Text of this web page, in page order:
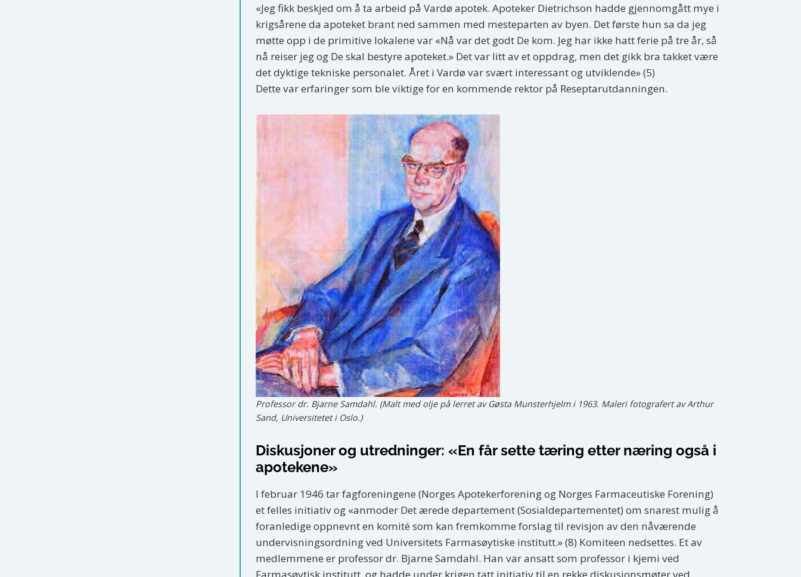
«Jeg fikk beskjed om å ta arbeid på Vardø apotek. Apoteker Dietrichson hadde gjennomgått mye i
krigsårene da apoteket brant ned sammen med mesteparten av byen. Det første hun sa da jeg
møtte opp i de primitive lokalene var «Nå var det godt De kom. Jeg har ikke hatt ferie på tre år, så
nå reiser jeg og De skal bestyre apoteket.» Det var litt av et oppdrag, men det gikk bra takket være
det dyktige tekniske personalet. Året i Vardø var svært interessant og utviklende» (5)
Dette var erfaringer som ble viktige for en kommende rektor på Reseptarutdanningen.
Professor dr. Bjarne Samdahl. (Malt med olje på lerret av Gøsta Munsterhjelm i 1963. Maleri fotografert av Arthur
Sand, Universitetet i Oslo.)
Diskusjoner og utredninger: «En får sette tæring etter næring også i
apotekene»
I februar 1946 tar fagforeningene (Norges Apotekerforening og Norges Farmaceutiske Forening)
et felles initiativ og «anmoder Det ærede departement (Sosialdepartementet) om snarest mulig å
foranledige oppnevnt en komité som kan fremkomme forslag til revisjon av den nåværende
undervisningsordning ved Universitets Farmasøytiske institutt.» (8) Komiteen nedsettes. Et av
medlemmene er professor dr. Bjarne Samdahl. Han var ansatt som professor i kjemi ved